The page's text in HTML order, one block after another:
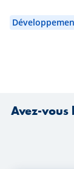
une
Avez-vous